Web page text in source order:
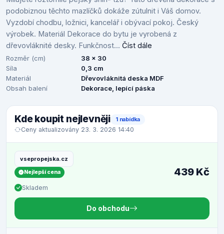
podobiznou těchto mazlíčků dokáže zútulnit i Váš domov.
Vyzdobí chodbu, ložnici, kancelář i obývací pokoj. Český
výrobek. Materiál Dekorace do bytu je vyrobená z
dřevovláknité desky. Funkčnost... Číst dále
Rozměr (cm)
38 x 30
Síla
0,3 cm
Materiál
Dřevovláknitá deska MDF
Obsah balení
Dekorace, lepící páska
Kde koupit nejlevněji 1 nabídka
Ceny aktualizovány 23. 3. 2026 14:40
vsepropejska.cz
Nejlepší cena
Skladem
439 Kč
Do obchodu